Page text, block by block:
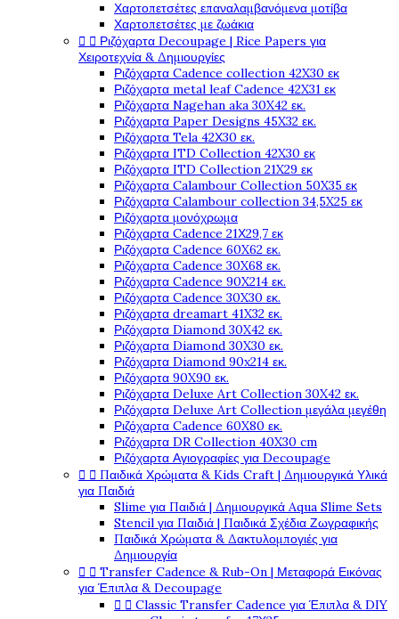
Χαρτοπετσέτες επαναλαμβανόμενα μοτίβα
Χαρτοπετσέτες με ζωάκια
  Ριζόχαρτα Decoupage | Rice Papers για
Χειροτεχνία & Δημιουργίες
Ριζόχαρτα Cadence collection 42X30 εκ
Ριζόχαρτα metal leaf Cadence 42X31 εκ
Ριζόχαρτα Nagehan aka 30X42 εκ.
Ριζόχαρτα Paper Designs 45X32 εκ.
Ριζόχαρτα Tela 42Χ30 εκ.
Ριζόχαρτα ITD Collection 42X30 εκ
Ριζόχαρτα ITD Collection 21X29 εκ
Ριζόχαρτα Calambour Collection 50X35 εκ
Ριζόχαρτα Calambour collection 34,5X25 εκ
Ριζόχαρτα μονόχρωμα
Ριζόχαρτα Cadence 21Χ29,7 εκ
Ριζόχαρτα Cadence 60X62 εκ.
Ριζόχαρτα Cadence 30X68 εκ.
Ριζόχαρτα Cadence 90X214 εκ.
Ριζόχαρτα Cadence 30X30 εκ.
Ριζόχαρτα dreamart 41X32 εκ.
Ριζόχαρτα Diamond 30X42 εκ.
Ριζόχαρτα Diamond 30X30 εκ.
Ριζόχαρτα Diamond 90x214 εκ.
Ριζόχαρτα 90X90 εκ.
Ριζόχαρτα Deluxe Art Collection 30X42 εκ.
Ριζόχαρτα Deluxe Art Collection μεγάλα μεγέθη
Ριζόχαρτα Cadence 60X80 εκ.
Ριζόχαρτα DR Collection 40X30 cm
Ριζόχαρτα Αγιογραφίες για Decoupage
  Παιδικά Χρώματα & Kids Craft | Δημιουργικά Υλικά
για Παιδιά
Slime για Παιδιά | Δημιουργικά Aqua Slime Sets
Stencil για Παιδιά | Παιδικά Σχέδια Ζωγραφικής
Παιδικά Χρώματα & Δακτυλομπογιές για
Δημιουργία
  Transfer Cadence & Rub-On | Μεταφορά Εικόνας
για Έπιπλα & Decoupage
  Classic Transfer Cadence για Έπιπλα & DIY